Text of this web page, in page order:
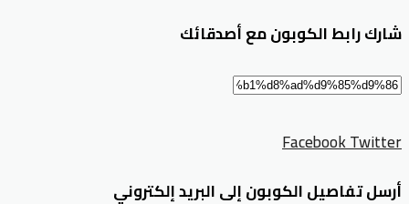
شارك رابط الكوبون مع أصدقائك
FacebookTwitter
أرسل تفاصيل الكوبون إلى البريد إلكتروني